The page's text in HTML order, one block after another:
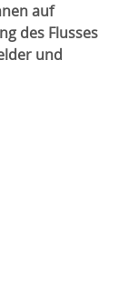
auf
des Flusses
und